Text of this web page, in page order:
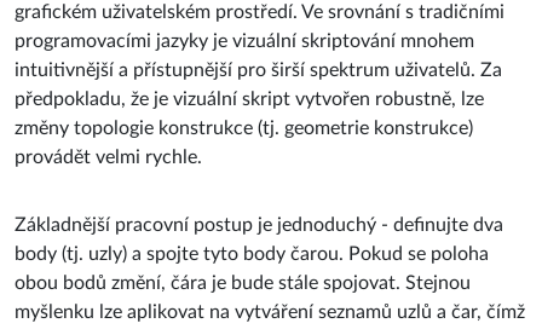
grafickém uživatelském prostředí. Ve srovnání s tradičními
programovacími jazyky je vizuální skriptování mnohem
intuitivnější a přístupnější pro širší spektrum uživatelů. Za
předpokladu, že je vizuální skript vytvořen robustně, lze
změny topologie konstrukce (tj. geometrie konstrukce)
provádět velmi rychle.
Základnější pracovní postup je jednoduchý - definujte dva
body (tj. uzly) a spojte tyto body čarou. Pokud se poloha
obou bodů změní, čára je bude stále spojovat. Stejnou
myšlenku lze aplikovat na vytváření seznamů uzlů a čar, čímž